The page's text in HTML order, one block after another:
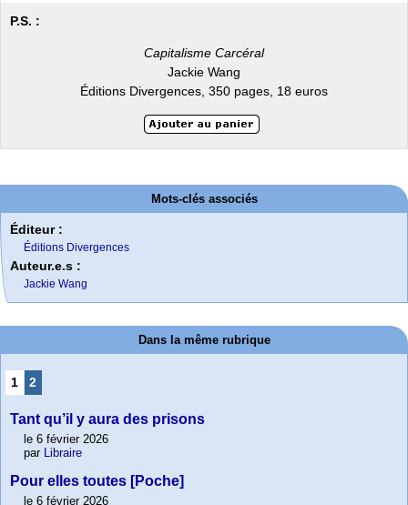
P.S. :
Capitalisme Carcéral
Jackie Wang
Éditions Divergences, 350 pages, 18 euros
Mots-clés associés
Éditeur :
Éditions Divergences
Auteur.e.s :
Jackie Wang
Dans la même rubrique
1 2
Tant qu’il y aura des prisons
le 6 février 2026
par Libraire
Pour elles toutes [Poche]
le 6 février 2026